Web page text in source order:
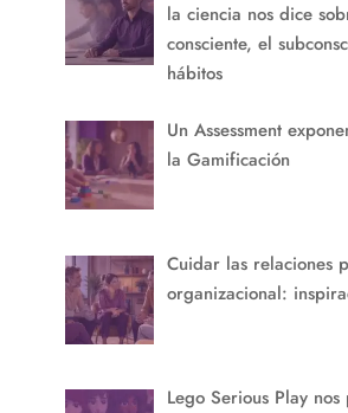
la ciencia nos dice
consciente, el
hábitos
Un Assessment
la Gamificación
Cuidar las relaciones
organizacional:
Lego Serious Play